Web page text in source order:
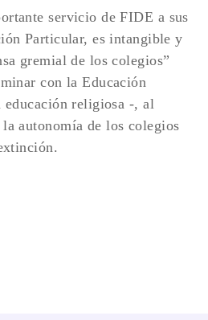
servicio de FIDE a sus
Particular, es intangible y
gremial de los colegios”
con la Educación
religiosa -, al
autonomía de los colegios